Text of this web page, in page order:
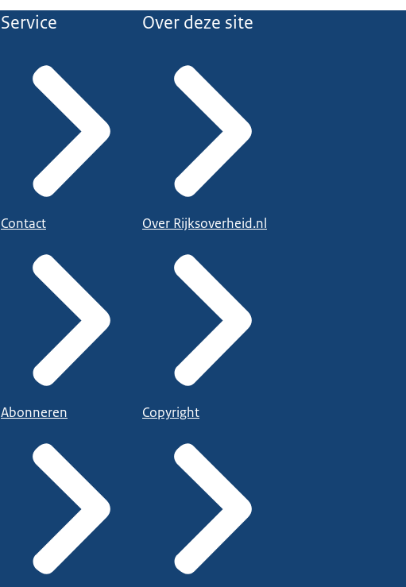
Service
Contact
Abonneren
Over deze site
Over Rijksoverheid.nl
Copyright